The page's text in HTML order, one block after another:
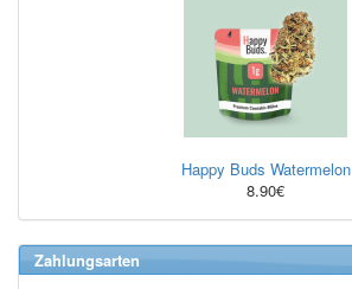
Happy Buds Watermelon
8.90€
Zahlungsarten